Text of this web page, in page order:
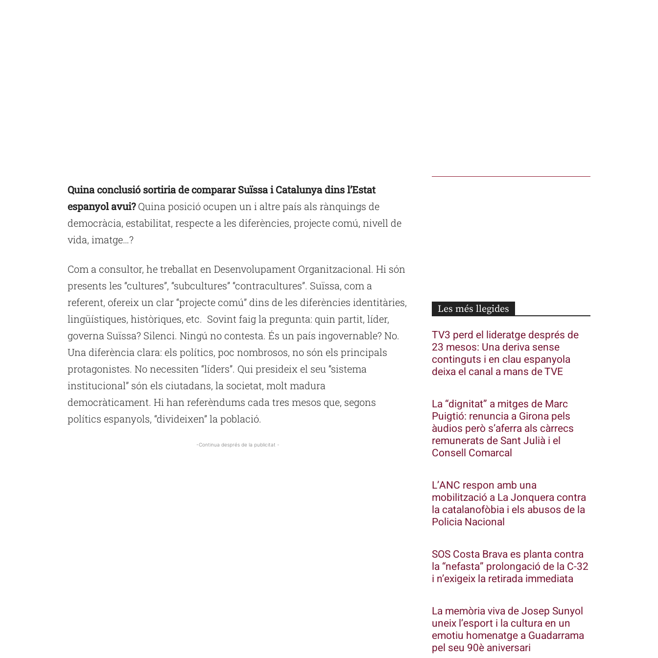
Quina conclusió sortiria de comparar Suïssa i Catalunya dins l’Estat
espanyol avui?Quina posició ocupen un i altre país als rànquings de
democràcia, estabilitat, respecte a les diferències, projecte comú, nivell de
vida, imatge…?
Com a consultor, he treballat en Desenvolupament Organitzacional. Hi són
presents les “cultures”, “subcultures” “contracultures”. Suïssa, com a
referent, ofereix un clar “projecte comú” dins de les diferències identitàries,
lingüístiques, històriques, etc. Sovint faig la pregunta: quin partit, líder,
governa Suïssa? Silenci. Ningú no contesta. És un país ingovernable? No.
Una diferència clara: els polítics, poc nombrosos, no són els principals
protagonistes. No necessiten “líders”. Qui presideix el seu “sistema
institucional” són els ciutadans, la societat, molt madura
democràticament. Hi han referèndums cada tres mesos que, segons
polítics espanyols, “divideixen” la població.
-Continua després de la publicitat -
Les més llegides
TV3 perd el lideratge després de
23 mesos: Una deriva sense
continguts i en clau espanyola
deixa el canal a mans de TVE
La “dignitat” a mitges de Marc
Puigtió: renuncia a Girona pels
àudios però s’aferra als càrrecs
remunerats de Sant Julià i el
Consell Comarcal
L’ANC respon amb una
mobilització a La Jonquera contra
la catalanofòbia i els abusos de la
Policia Nacional
SOS Costa Brava es planta contra
la “nefasta” prolongació de la C-32
i n’exigeix la retirada immediata
La memòria viva de Josep Sunyol
uneix l’esport i la cultura en un
emotiu homenatge a Guadarrama
pel seu 90è aniversari